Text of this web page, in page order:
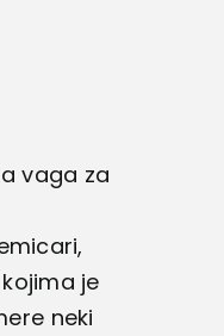
vaga za
je
neki